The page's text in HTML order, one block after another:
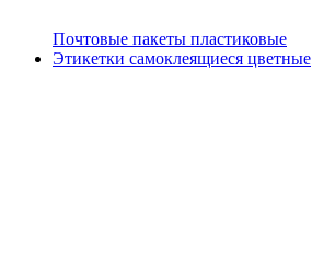
Почтовые пакеты пластиковые
Этикетки самоклеящиеся цветные